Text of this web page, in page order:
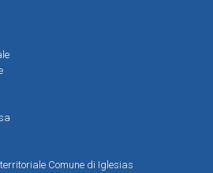
Comune di Iglesias